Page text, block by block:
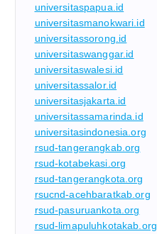
universitaspapua.id
universitasmanokwari.id
universitassorong.id
universitaswanggar.id
universitaswalesi.id
universitassalor.id
universitasjakarta.id
universitassamarinda.id
universitasindonesia.org
rsud-tangerangkab.org
rsud-kotabekasi.org
rsud-tangerangkota.org
rsucnd-acehbaratkab.org
rsud-pasuruankota.org
rsud-limapuluhkotakab.org